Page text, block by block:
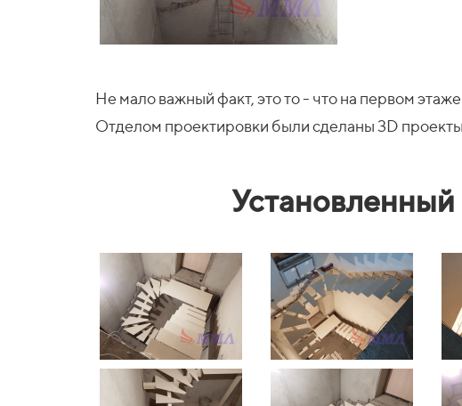
Не мало важный факт, это то - что на первом
Отделом проектировки были сделаны 3D